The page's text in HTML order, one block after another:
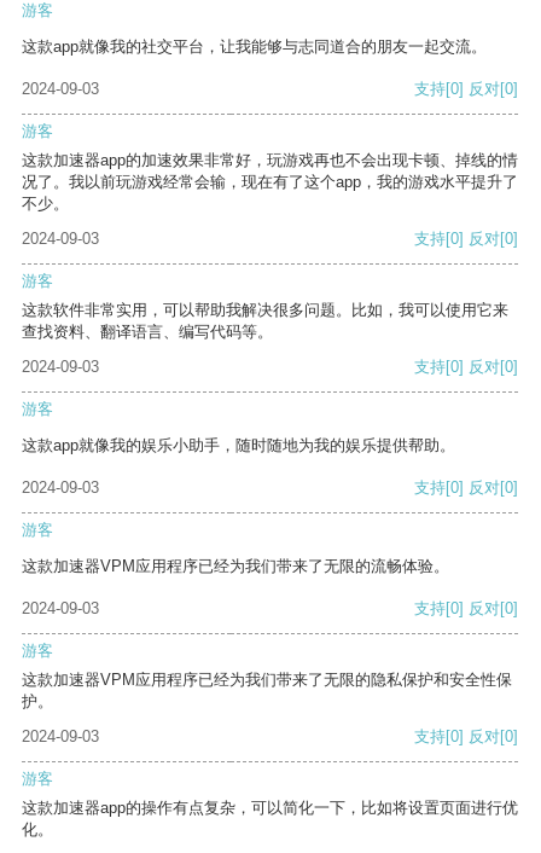
游客
这款app就像我的社交平台，让我能够与志同道合的朋友一起交流。
2024-09-03 支持[0] 反对[0]
游客
这款加速器app的加速效果非常好，玩游戏再也不会出现卡顿、掉线的情
况了。我以前玩游戏经常会输，现在有了这个app，我的游戏水平提升了
不少。
2024-09-03
支持[0] 反对[0]
游客
这款软件非常实用，可以帮助我解决很多问题。比如，我可以使用它来
查找资料、翻译语言、编写代码等。
2024-09-03
支持[0] 反对[0]
游客
这款app就像我的娱乐小助手，随时随地为我的娱乐提供帮助。
2024-09-03 支持[0] 反对[0]
游客
这款加速器VPM应用程序已经为我们带来了无限的流畅体验。
2024-09-03 支持[0] 反对[0]
游客
这款加速器VPM应用程序已经为我们带来了无限的隐私保护和安全性保
护。
2024-09-03
支持[0] 反对[0]
游客
这款加速器app的操作有点复杂，可以简化一下，比如将设置页面进行优
化。